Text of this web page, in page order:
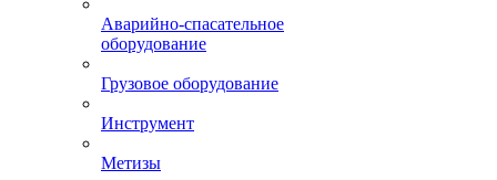
Аварийно-спасательное
оборудование
Грузовое оборудование
Инструмент
Метизы